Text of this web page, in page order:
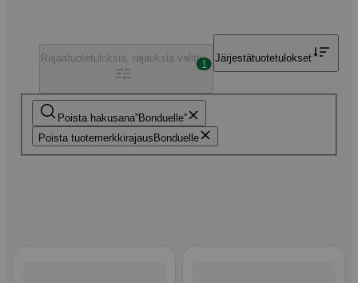
Poista hakusana Bonduelle
Poista tuotemerkkirajaus Bonduelle
Rajaatuotetuloksia, rajauksia valittu
1
Järjestätuotetulokset